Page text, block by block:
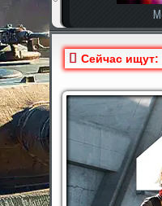
Сейчас ищут: